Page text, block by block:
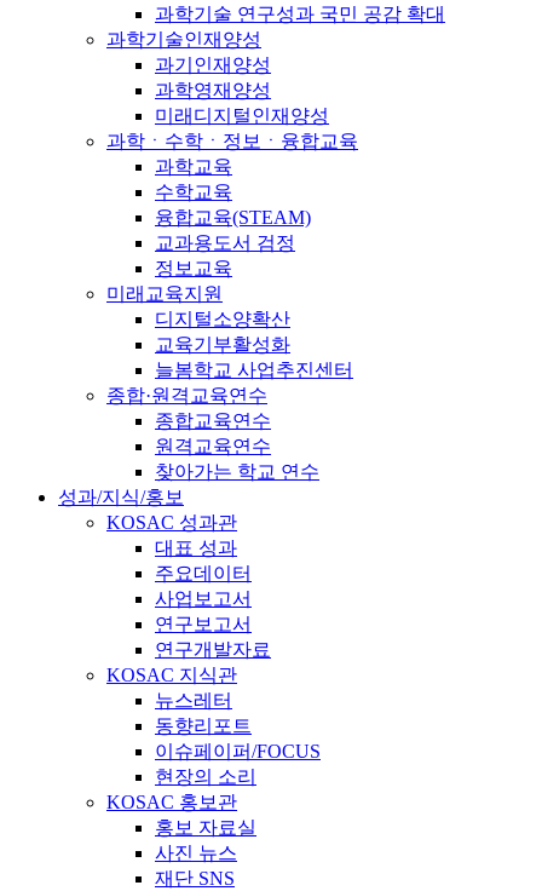
과학기술 연구성과 국민 공감 확대
과학기술인재양성
과기인재양성
과학영재양성
미래디지털인재양성
과학ㆍ수학ㆍ정보ㆍ융합교육
과학교육
수학교육
융합교육(STEAM)
교과용도서 검정
정보교육
미래교육지원
디지털소양확산
교육기부활성화
늘봄학교 사업추진센터
종합·원격교육연수
종합교육연수
원격교육연수
찾아가는 학교 연수
성과/지식/홍보
KOSAC 성과관
대표 성과
주요데이터
사업보고서
연구보고서
연구개발자료
KOSAC 지식관
뉴스레터
동향리포트
이슈페이퍼/FOCUS
현장의 소리
KOSAC 홍보관
홍보 자료실
사진 뉴스
재단 SNS